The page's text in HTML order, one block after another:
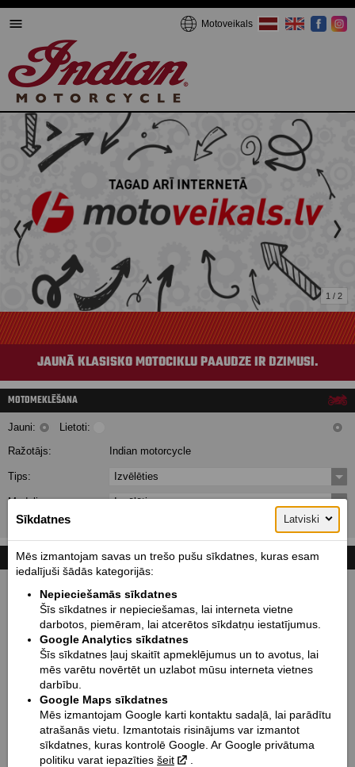
Motoveikals
1 / 2
JAUNĀ KLASISKO MOTOCIKLU PAAUDZE IR DZIMUSI.
MOTOMEKLĒŠANA
Jauni:
Lietoti:
Ražotājs:
Indian motorcycle
Tips: Izvēlēties
Modelis:
Izvēlēties
Meklēt!
KONTAKTI
Sīkdatnes Latviski
Mēs izmantojam savas un trešo pušu sīkdatnes, kuras esam
iedalījuši šādās kategorijās:
Nepieciešamās sīkdatnes
Šīs sīkdatnes ir nepieciešamas, lai interneta vietne
darbotos, piemēram, lai atcerētos sīkdatņu iestatījumus.
Google Analytics sīkdatnes
Šīs sīkdatnes ļauj skaitīt apmeklējumus un to avotus, lai
mēs varētu novērtēt un uzlabot mūsu interneta vietnes
darbību.
Google Maps sīkdatnes
Mēs izmantojam Google karti kontaktu sadaļā, lai parādītu
atrašanās vietu. Izmantotais risinājums var izmantot
sīkdatnes, kuras kontrolē Google. Ar Google privātuma
politiku varat iepazīties šeit